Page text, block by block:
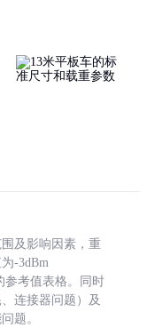
及影响因素，重
-3dBm
参考值表格。同时
连接器问题）及
题。